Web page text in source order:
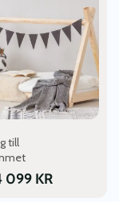
till
099 KR